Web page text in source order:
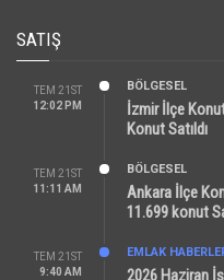
SATIŞ
TEM 21ST
12:02 PM
BÖLGESEL
İzmir İlçe
Konut Satıldı
TEM 21ST
11:11 AM
BÖLGESEL
Ankara İlçe
11.699 konut
TEM 21ST
9:40 AM
EMLAK
2026 Haziran